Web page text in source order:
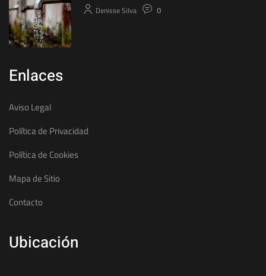
Denisse Silva 0
Enlaces
Aviso Legal
Política de Privacidad
Política de Cookies
Mapa de Sitio
Contacto
Ubicación